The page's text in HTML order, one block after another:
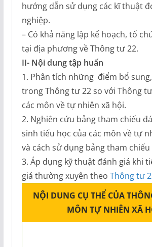
hướng dẫn sử dụng các kĩ thuật
nghiệp.
– Có khả năng lập kế hoạch, tổ
tại địa phương về Thông tư 22.
II- Nội dung tập huấn
1. Phân tích những điểm bổ
trong Thông tư 22 so với Thông
các môn về tự nhiên xã hội.
2. Nghiên cứu bảng tham chiếu
sinh tiểu học của các môn về tự
và cách sử dụng bảng tham
3. Áp dụng kỹ thuật đánh giá khi
giá thường xuyên theo Thông tư
NỘI DUNG CỤ THỂ CỦA
MÔN TỰ NHIÊN XÃ